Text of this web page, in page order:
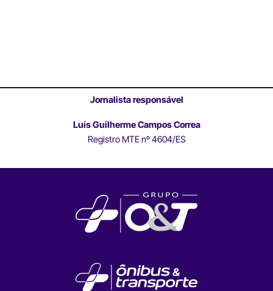
Jornalista responsável
Luís Guilherme Campos Correa
Registro MTE nº 4604/ES